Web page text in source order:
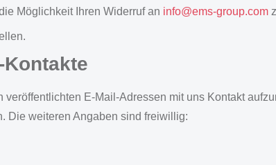
Möglichkeit Ihren Widerruf an info@ems-group.com
E-Mail-Adressen mit uns Kontakt
Die weiteren Angaben sind freiwillig: